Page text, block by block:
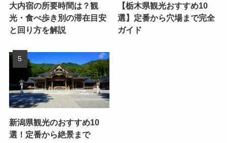
大内宿の所要時間は？観
光・食べ歩き別の滞在目安
と回り方を解説
【栃木県観光おすすめ10
選】定番から穴場まで完全
ガイド
新潟県観光のおすすめ10
選！定番から絶景まで